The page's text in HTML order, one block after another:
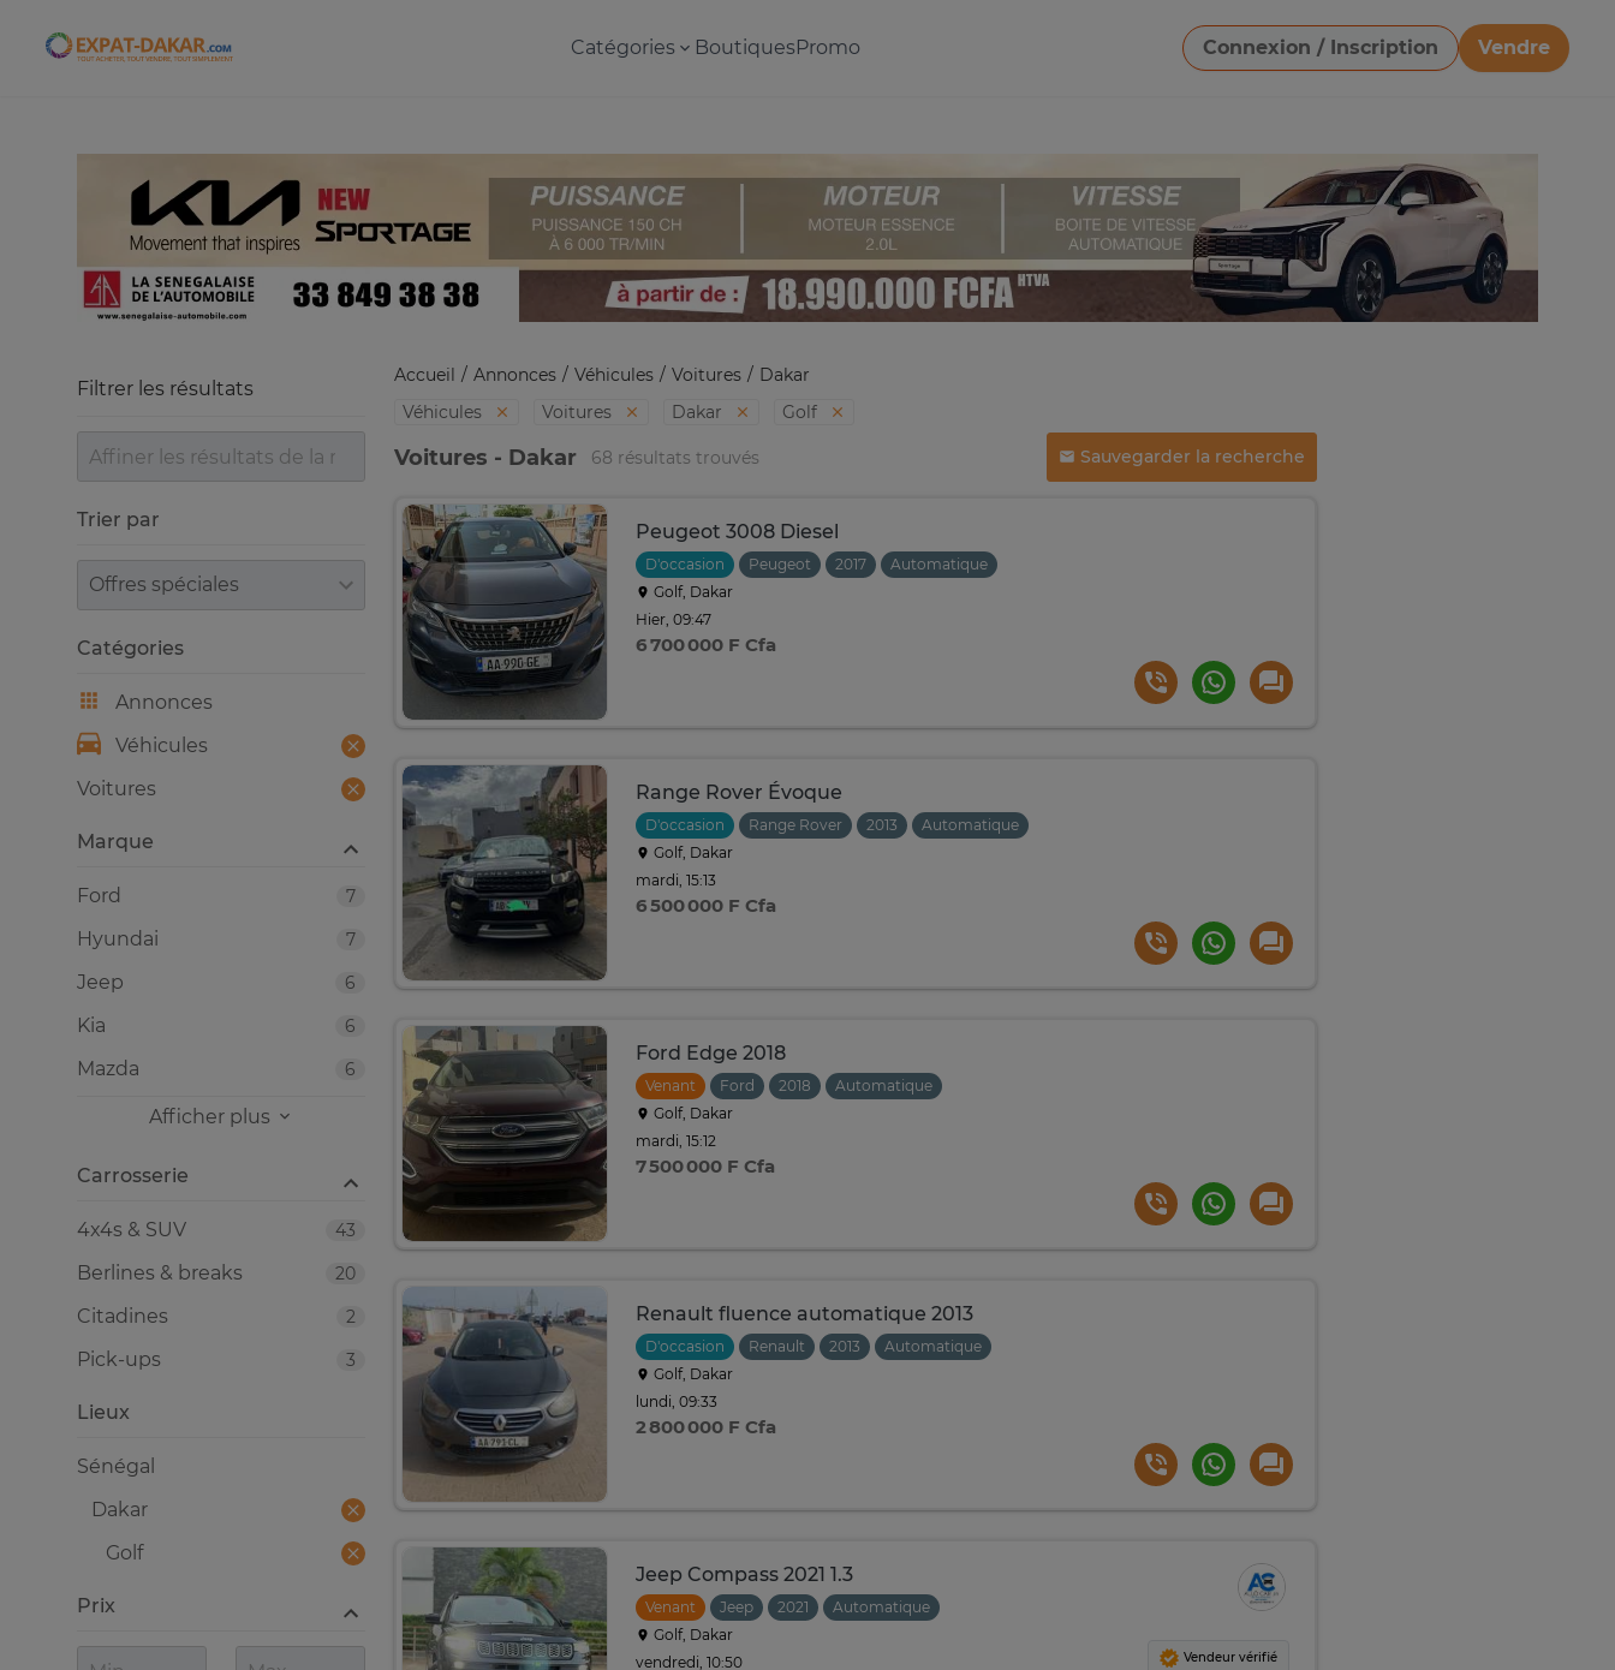
Expat-Dakar Catégories BoutiquesPromo Connexion / Inscription
Vendre
Télécharger une image
Accueil Annonces Véhicules Voitures
Dakar
Véhicules
Voitures Dakar Golf
Voitures - Dakar 68 résultats trouvés Sauvegarder la recherche
Peugeot 3008 Diesel
D'occasion Peugeot 2017
Automatique
Golf, Dakar
Hier, 09:47
6 700 000 F Cfa
Range Rover Évoque
D'occasion Range Rover 2013
Automatique
Golf, Dakar
mardi, 15:13
6 500 000 F Cfa
Ford Edge 2018
Venant Ford 2018
Automatique
Golf, Dakar
mardi, 15:12
7 500 000 F Cfa
Renault fluence automatique 2013
D'occasion Renault 2013
Automatique
Golf, Dakar
lundi, 09:33
2 800 000 F Cfa
Jeep Compass 2021 1.3
Venant Jeep 2021
Automatique
Golf, Dakar
vendredi, 10:50
Vendeur vérifié
Filtrer les résultats
Trier par
Trier par
Catégories
Annonces
Véhicules
Voitures
Lieux
Sénégal
Dakar
Golf
Prix
Marque
7
Ford
7
Hyundai
6
Jeep
6
Kia
6
Mazda
Afficher plus
Carrosserie
43
4x4s & SUV
20
Berlines & breaks
2
Citadines
3
Pick-ups